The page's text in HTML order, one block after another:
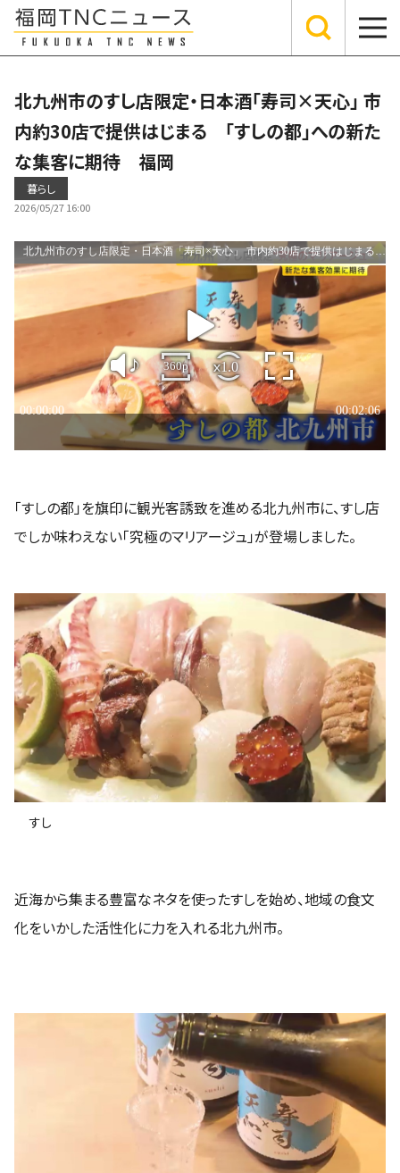
北九州市のすし店限定・日本酒「寿司×天心」 市
内約30店で提供はじまる 「すしの都」への新た
な集客に期待 福岡
暮らし
2026/05/27 16:00
「すしの都」を旗印に観光客誘致を進める北九州市に、すし店
でしか味わえない「究極のマリアージュ」が登場しました。
すし
近海から集まる豊富なネタを使ったすしを始め、地域の食文
化をいかした活性化に力を入れる北九州市。